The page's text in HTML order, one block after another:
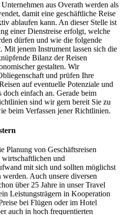
aus Overath werden als
damit eine geschäftliche Reise
ablaufen kann. An dieser Stelle ist
einer Dienstreise erfolgt, welche
dürfen und wie die folgende
Mit jenem Instrument lassen sich die
Bilanz der Reisen
gestalten. Wir
und prüfen Ihre
auf eventuelle Potenziale und
doch einfach an. Gerade beim
sind wir gern bereit Sie zu
beim Verfassen jener Richtlinien.
Planung von Geschäftsreisen
und
mit sich und sollten möglichst
Auch unsere diversen
über 25 Jahre in unser Travel
Leistungsträgern in Kooperation
bei Flügen oder im Hotel
auch in hoch frequentierten